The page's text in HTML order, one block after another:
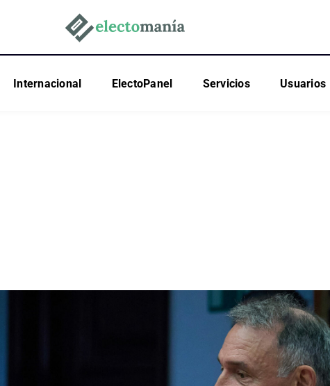
Internacional ElectoPanel Servicios Usuarios